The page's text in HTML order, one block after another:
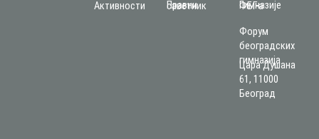
Активности
Правни саветник
Гимназије ФБГ-а
Форум
београдских
гимназија
Цара Душана
61, 11000
Београд